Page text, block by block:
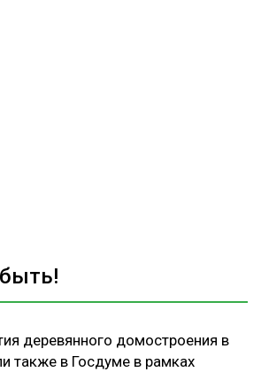
деревянного домостроения в
также в Госдуме в рамках